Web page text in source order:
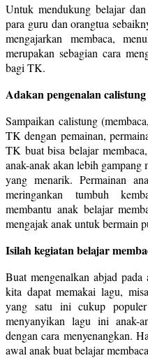
Untuk mendukung belajar
para guru dan orangtua
mengajarkan membaca,
merupakan sebagian cara
bagi TK.
Adakan pengenalan
Sampaikan calistung
TK dengan pemainan,
TK buat bisa belajar
anak-anak akan lebih gampang
yang menarik. Permainan
meringankan tumbuh
membantu anak belajar
mengajak anak untuk bermain
Isilah kegiatan belajar
Buat mengenalkan abjad
kita dapat memakai lagu,
yang satu ini cukup
menyanyikan lagu ini anak-
dengan cara menyenangkan.
awal anak buat belajar